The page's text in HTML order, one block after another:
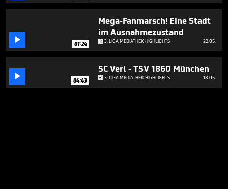
 01:24
Mega-Fanmarsch! Eine Stadt
im Ausnahmezustand
3. LIGA MEDIATHEK HIGHLIGHTS 22.05.
 04:43
SC Verl - TSV 1860 München
3. LIGA MEDIATHEK HIGHLIGHTS 18.05.